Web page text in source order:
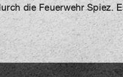
die Feuerwehr Spiez.